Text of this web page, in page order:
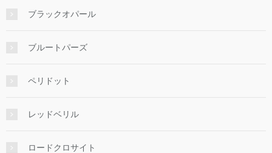
ブラックオパール
ブルートパーズ
ペリドット
レッドベリル
ロードクロサイト